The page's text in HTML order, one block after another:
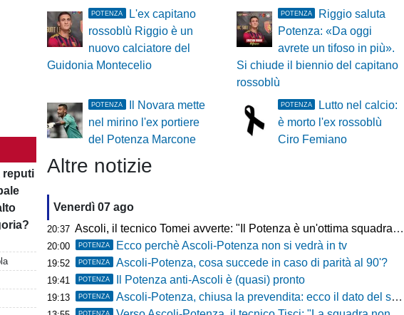
reputi
POTENZA
L'ex capitano
rossoblù Riggio è un
nuovo calciatore del
Guidonia Montecelio
POTENZA
Riggio saluta
Potenza: «Da oggi
avrete un tifoso in più».
Si chiude il biennio del capitano
rossoblù
POTENZA
Il Novara mette
nel mirino l'ex portiere
del Potenza Marcone
POTENZA
Lutto nel calcio:
è morto l'ex rossoblù
Ciro Femiano
Altre notizie
Venerdì 07 ago
20:37 Ascoli, il tecnico Tomei avverte: "Il Potenza è un'ottima squadra, sarà un test probante"
20:00 POTENZA Ecco perchè Ascoli-Potenza non si vedrà in tv
19:52 POTENZA Ascoli-Potenza, cosa succede in caso di parità al 90'?
19:41 POTENZA Il Potenza anti-Ascoli è (quasi) pronto
19:13 POTENZA Ascoli-Potenza, chiusa la prevendita: ecco il dato del settore ospiti
POTENZA